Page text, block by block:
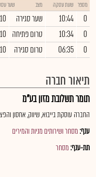
מספר שעת עסקה מצב שער
0
10:44 שער סגירה
0
10:34 טרום פתיחה
0
06:35 טרום סגירה
תיאור חברה
תומר תשלובת מזון בע"מ
החברה עוסקת בייבוא, שיווק, אחסון
ענף:מסחר ושירותים מניות והמירים
תת-ענף:מסחר